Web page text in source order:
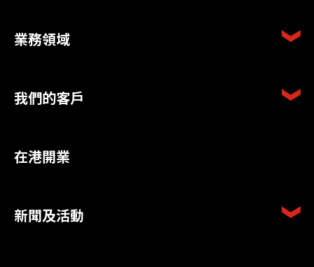
業務領域
我們的客戶
在港開業
新聞及活動